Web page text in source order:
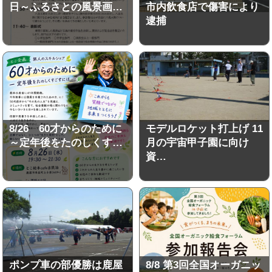
日～ふるさとの風景画…
市内飲食店で傷害により
逮捕
8/26 60才からのために
～定年後をたのしくす…
モデルロケット打上げ 11
月の宇宙甲子園に向け
資…
ポンプ車の部優勝は鹿屋
8/8 第3回全国オーガニッ